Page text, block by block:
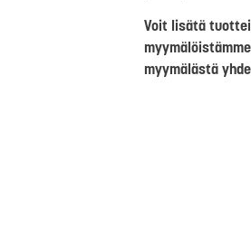
Voit lisätä
myymälästä